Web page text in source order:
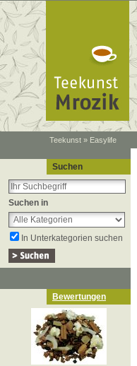
Teekunst » Easylife
Suchen
Suchen in
In Unterkategorien suchen
Bewertungen